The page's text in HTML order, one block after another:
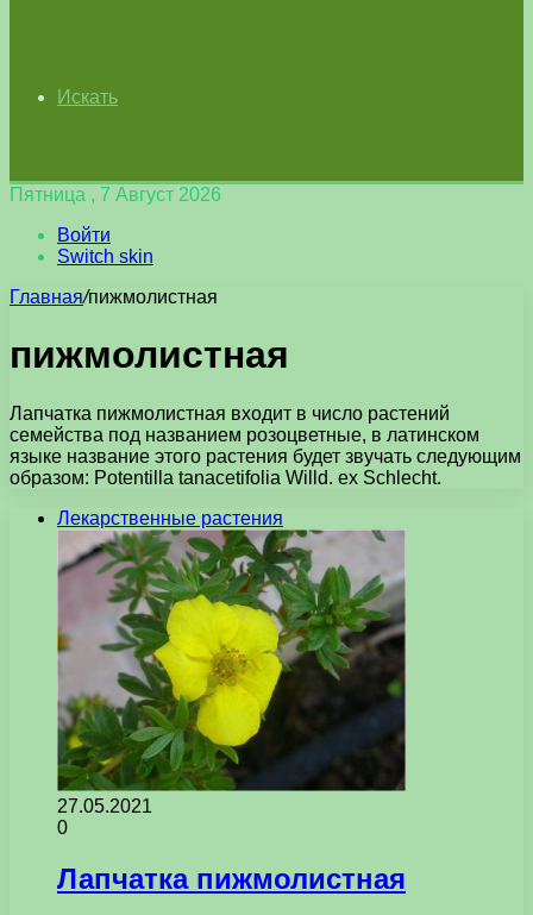
Искать
Пятница , 7 Август 2026
Войти
Switch skin
Главная/пижмолистная
пижмолистная
Лапчатка пижмолистная входит в число растений
семейства под названием розоцветные, в латинском
языке название этого растения будет звучать следующим
образом: Potentilla tanacetifolia Willd. ex Schlecht.
Лекарственные растения
27.05.2021
0
Лапчатка пижмолистная